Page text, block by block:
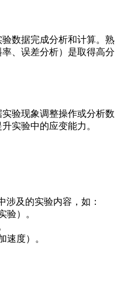
数据完成分析和计算。熟
、误差分析）是取得高分
验现象调整操作或分析数
实验中的应变能力。
涉及的实验内容，如：
验）。
速度）。